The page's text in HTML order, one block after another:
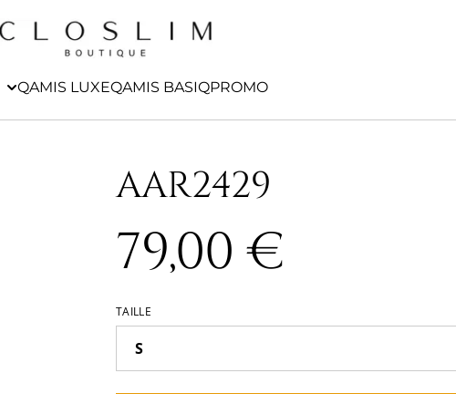
QAMIS LUXEQAMIS BASIQPROMO
AAR2429
79,00 €
TAILLE